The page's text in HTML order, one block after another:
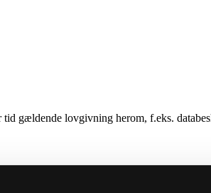
gældende lovgivning herom, f.eks.